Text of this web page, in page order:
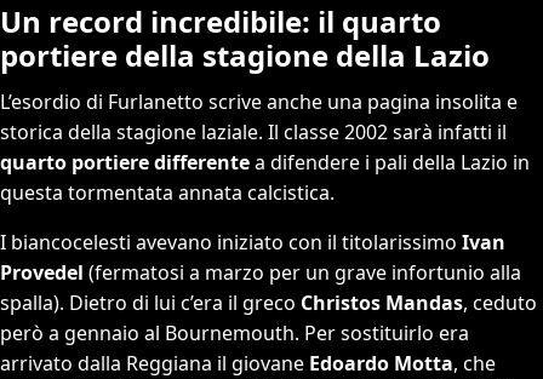
Un record incredibile: il quarto
portiere della stagione della Lazio
L’esordio di Furlanetto scrive anche una pagina insolita e
storica della stagione laziale. Il classe 2002 sarà infatti il
quarto portiere differentea difendere i pali della Lazio in
questa tormentata annata calcistica.
I biancocelesti avevano iniziato con il titolarissimo Ivan
Provedel (fermatosi a marzo per un grave infortunio alla
spalla). Dietro di lui c’era il greco Christos Mandas, ceduto
però a gennaio al Bournemouth. Per sostituirlo era
arrivato dalla Reggiana il giovane Edoardo Motta, che